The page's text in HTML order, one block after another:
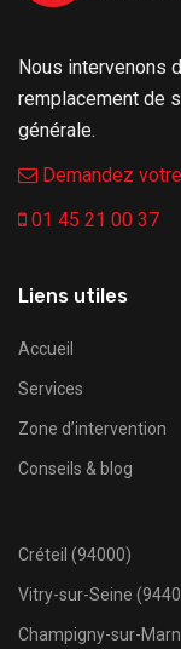
Nous intervenons
remplacement de
générale.
Demandez
01 45 21 00 37
Liens utiles
Accueil
Services
Zone d’intervention
Conseils & blog
Créteil (94000)
Vitry-sur-Seine
Champigny-sur-